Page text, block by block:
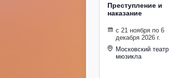
Преступление и
наказание
с 21 ноября по 6
декабря 2026 г.
Московский театр
мюзикла